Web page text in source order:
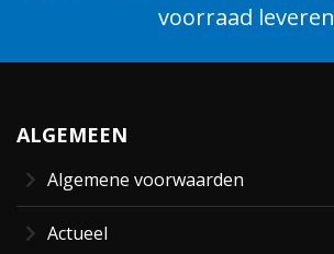
voorraad leveren
ALGEMEEN
Algemene voorwaarden
Actueel